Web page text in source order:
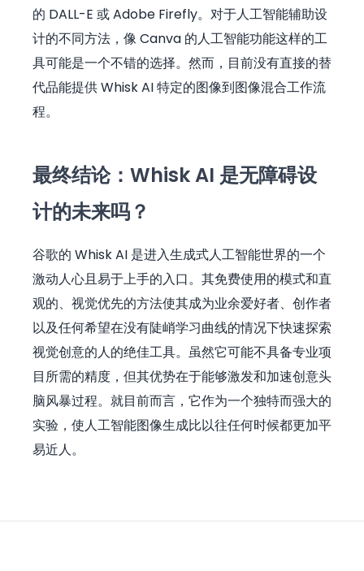
的 DALL-E 或 Adobe Firefly。对于人工智能辅助设
计的不同方法，像 Canva 的人工智能功能这样的工
具可能是一个不错的选择。然而，目前没有直接的替
代品能提供 Whisk AI 特定的图像到图像混合工作流
程。
最终结论：Whisk AI 是无障碍设
计的未来吗？
谷歌的 Whisk AI 是进入生成式人工智能世界的一个
激动人心且易于上手的入口。其免费使用的模式和直
观的、视觉优先的方法使其成为业余爱好者、创作者
以及任何希望在没有陡峭学习曲线的情况下快速探索
视觉创意的人的绝佳工具。虽然它可能不具备专业项
目所需的精度，但其优势在于能够激发和加速创意头
脑风暴过程。就目前而言，它作为一个独特而强大的
实验，使人工智能图像生成比以往任何时候都更加平
易近人。